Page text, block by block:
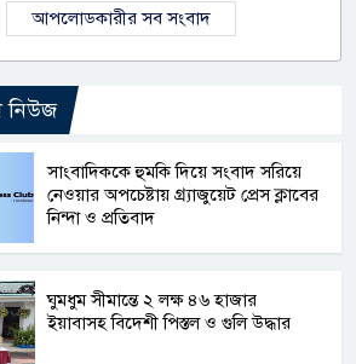
আপলোডকারীর সব সংবাদ
নিউজ
সাংবাদিককে হুমকি দিয়ে সংবাদ সরিয়ে
নেওয়ার অপচেষ্টায় গ্র্যাজুয়েট প্রেস ক্লাবের
নিন্দা ও প্রতিবাদ
ঘুমধুম সীমান্তে ২ লক্ষ ৪৬ হাজার
ইয়াবাসহ বিদেশী পিস্তল ও গুলি উদ্ধার